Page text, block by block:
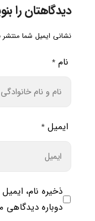
دیدگاهتان را
نشانی ایمیل شما
نام *
ایمیل *
ذخیره نام،
دوباره